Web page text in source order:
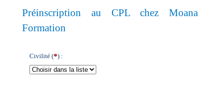
Préinscription au CPL chez Moana
Formation
Civilité (*) :